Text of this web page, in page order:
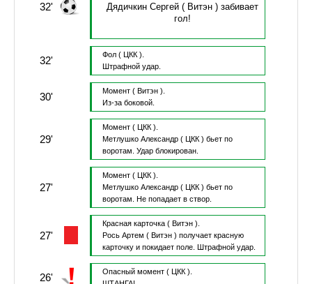
32' Дядичкин Сергей( Витэн ) забивает
гол!
32' Фол ( ЦКК ).
Штрафной удар.
30' Момент ( Витэн ).
Из-за боковой.
29'
Момент ( ЦКК ).
Метлушко Александр( ЦКК ) бьет по
воротам. Удар блокирован.
27'
Момент ( ЦКК ).
Метлушко Александр( ЦКК ) бьет по
воротам.
Не попадает в створ.
27'
Красная карточка ( Витэн ).
Рось Артем ( Витэн ) получает красную
карточку и покидает поле.
Штрафной удар.
26' Опасный момент ( ЦКК ).